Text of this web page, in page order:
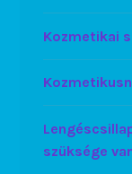
Kozmetikai
szüksége